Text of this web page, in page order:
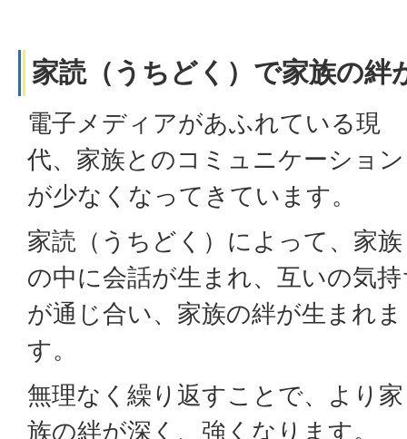
家読（うちどく）で家族の絆
電子メディアがあふれている現
代、家族とのコミュニケーション
が少なくなってきています。
家読（うちどく）によって、家族
の中に会話が生まれ、互いの気
が通じ合い、家族の絆が生まれま
す。
無理なく繰り返すことで、より家
族の絆が深く、強くなります。